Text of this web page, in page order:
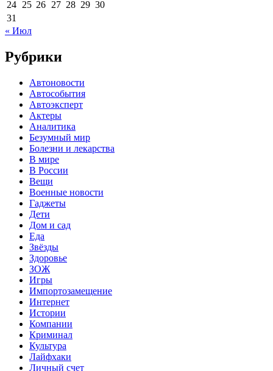
24 25 26 27 28 29 30
31
« Июл
Рубрики
Автоновости
Автособытия
Автоэксперт
Актеры
Аналитика
Безумный мир
Болезни и лекарства
В мире
В России
Вещи
Военные новости
Гаджеты
Дети
Дом и сад
Еда
Звёзды
Здоровье
ЗОЖ
Игры
Импортозамещение
Интернет
Истории
Компании
Криминал
Культура
Лайфхаки
Личный счет